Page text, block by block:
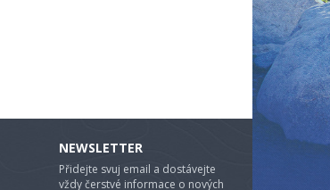
NEWSLETTER
Přidejte svuj email a dostávejte
vždy čerstvé informace o nových